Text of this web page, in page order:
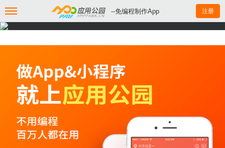
--免编程制作App 注册